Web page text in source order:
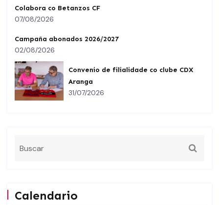
Colabora co Betanzos CF
07/08/2026
Campaña abonados 2026/2027
02/08/2026
Convenio de filialidade co clube CDX
Aranga
31/07/2026
Calendario